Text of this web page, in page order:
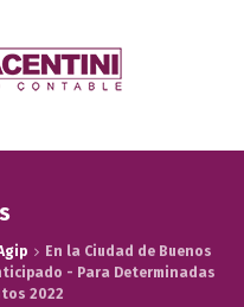
En la Ciudad de Buenos
- Para Determinadas
2022